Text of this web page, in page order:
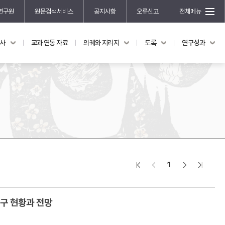
구원 원문검색서비스 공지사항 오류신고 전체메뉴
도록 연구성과
신진학자 초청 연구교류 사업
규장각-산기 연구비 지원 사업
교과 연동 자료 의궤와 지리지 도록 연구성과
1
현황과 전망